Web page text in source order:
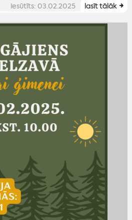
iesūtīts: 03.02.2025 lasīt tālāk